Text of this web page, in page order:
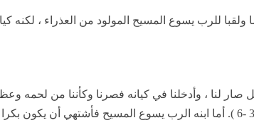
ولقبا للرب يسوع المسيح المولود من العذراء ، لكنه
صار لنا ، وأدخلنا في كيانه فصرنا وكأننا من لحمه